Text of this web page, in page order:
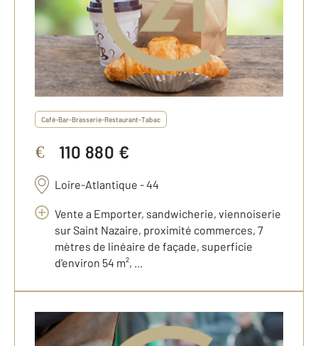
Café-Bar-Brasserie-Restaurant-Tabac
€ 110 880 €
Loire-Atlantique - 44
Vente a Emporter, sandwicherie, viennoiserie
sur Saint Nazaire, proximité commerces, 7
mètres de linéaire de façade, superficie
d'environ 54 m², ...